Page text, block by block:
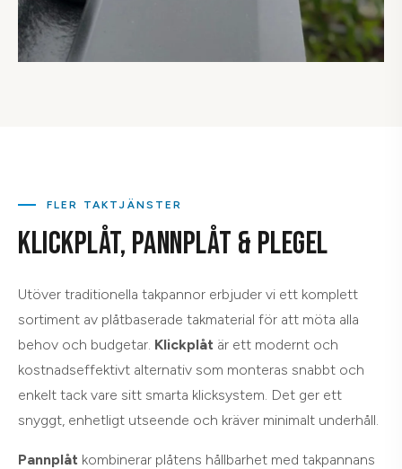
FLER TAKTJÄNSTER
KLICKPLÅT, PANNPLÅT & PLEGEL
Utöver traditionella takpannor erbjuder vi ett komplett
sortiment av plåtbaserade takmaterial för att möta alla
behov och budgetar. Klickplåt är ett modernt och
kostnadseffektivt alternativ som monteras snabbt och
enkelt tack vare sitt smarta klicksystem. Det ger ett
snyggt, enhetligt utseende och kräver minimalt underhåll.
Pannplåt kombinerar plåtens hållbarhet med takpannans